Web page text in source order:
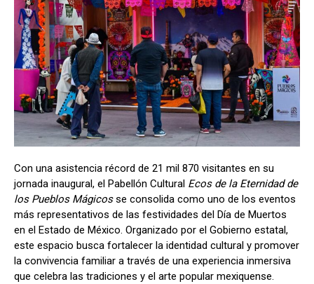
Con una asistencia récord de 21 mil 870 visitantes en su
jornada inaugural, el Pabellón Cultural Ecos de la Eternidad de
los Pueblos Mágicosse consolida como uno de los eventos
más representativos de las festividades del Día de Muertos
en el Estado de México. Organizado por el Gobierno estatal,
este espacio busca fortalecer la identidad cultural y promover
la convivencia familiar a través de una experiencia inmersiva
que celebra las tradiciones y el arte popular mexiquense.